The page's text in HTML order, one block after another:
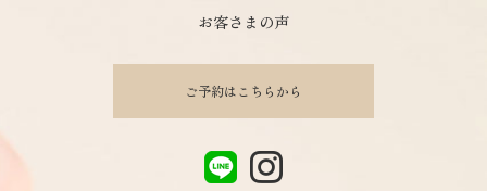
お客さまの声
ご予約はこちらから